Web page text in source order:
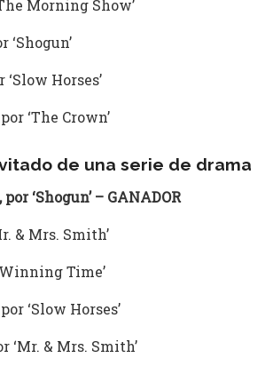
Morning Show’
Horses’
‘The Crown’
de una serie de drama
‘Shogun’ – GANADOR
& Mrs. Smith’
Time’
‘Slow Horses’
‘Mr. & Mrs. Smith’